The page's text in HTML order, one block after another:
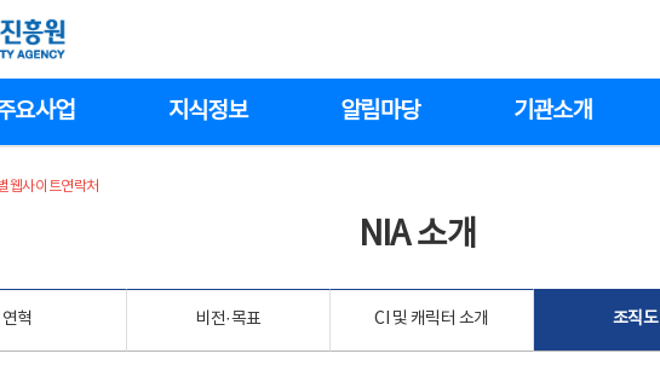
요사업 지식정보 알림마당 기관소개
웹사이트연락처
NIA 소개
연혁 비전·목표 CI 및 캐릭터 소개 조직도